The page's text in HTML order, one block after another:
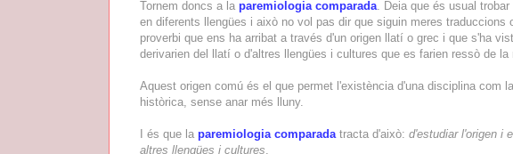
Tornem doncs a la paremiologia comparada . Deia que és usual
en diferents llengües i això no vol pas dir que siguin meres traduccions
proverbi que ens ha arribat a través d'un origen llatí o grec i que s'ha
derivarien del llatí o d'altres llengües i cultures que es farien ressò de la
Aquest origen comú és el que permet l'existència d'una disciplina com la
històrica, sense anar més lluny.
I és que la paremiologia comparada tracta d'això: d'estudiar l'origen i
altres llengües i cultures